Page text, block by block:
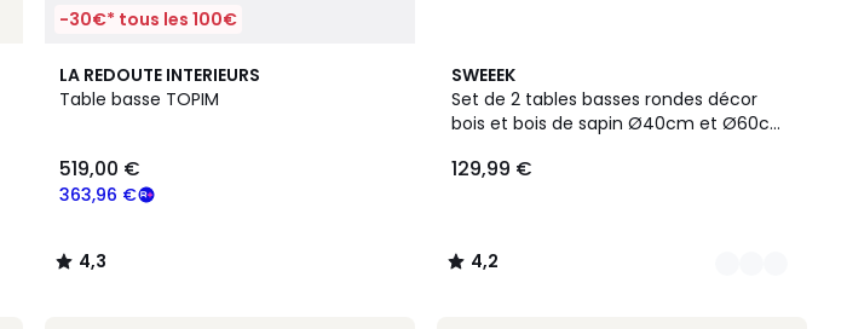
-30€* tous les 100€
LA REDOUTE INTERIEURS
Table basse TOPIM
363,96 €
519,00 €
4,3
/ 5
4,3
/
SWEEEK
Set de 2 tables basses rondes décor
bois et bois de sapin Ø40cm et Ø60cm
129,99 €
4,2
/ 5
3
Couleurs
4,2
/